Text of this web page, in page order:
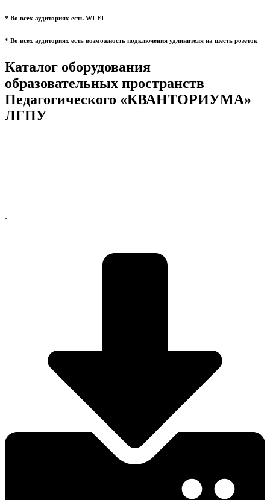
* Во всех аудиториях есть WI-FI
* Во всех аудиториях есть возможность подключения удлинителя на шесть розеток
Каталог оборудования
образовательных пространств
Педагогического «КВАНТОРИУМА»
ЛГПУ
.